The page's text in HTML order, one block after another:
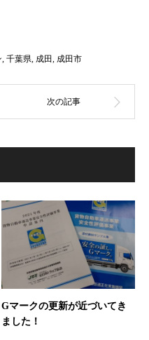
, 千葉県, 成田, 成田市
Gマークの更新が近づいてき
ました！